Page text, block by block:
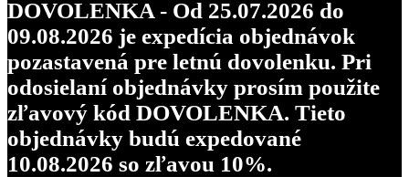
DOVOLENKA - Od 25.07.2026 do
09.08.2026 je expedícia objednávok
pozastavená pre letnú dovolenku. Pri
odosielaní objednávky prosím použite
zľavový kód DOVOLENKA. Tieto
objednávky budú expedované
10.08.2026 so zľavou 10%.